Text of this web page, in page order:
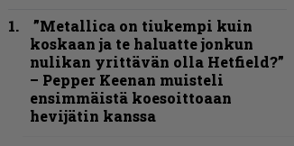
”Metallica on tiukempi kuin
koskaan ja te haluatte jonkun
nulikan yrittävän olla Hetfield?”
– Pepper Keenan muisteli
ensimmäistä koesoittoaan
hevijätin kanssa